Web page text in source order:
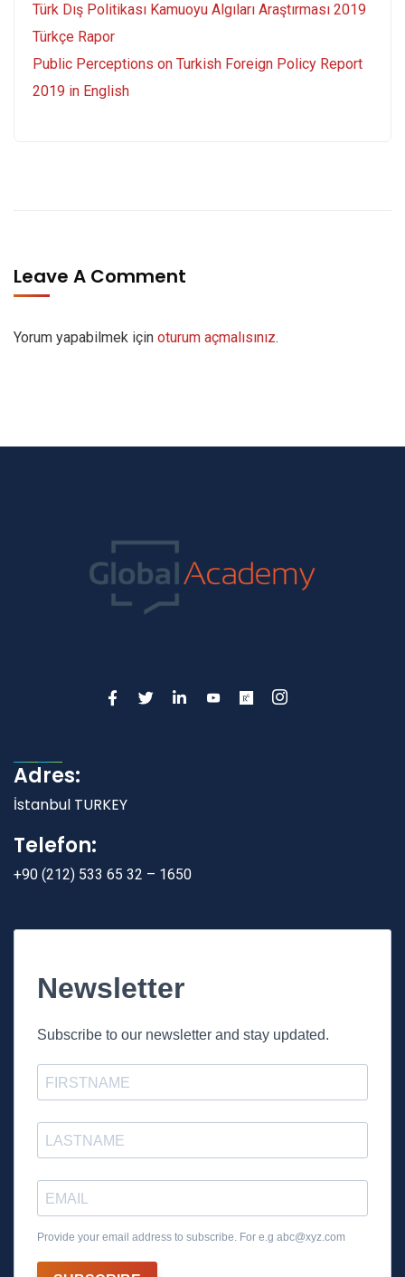
Türk Dış Politikası Kamuoyu Algıları Araştırması 2019
Türkçe Rapor
Public Perceptions on Turkish Foreign Policy Report
2019 in English
Leave A Comment
Yorum yapabilmek için oturum açmalısınız.
Adres:
İstanbul TURKEY
Telefon:
+90 (212) 533 65 32 – 1650
Newsletter
Subscribe to our newsletter and stay updated.
Provide your email address to subscribe. For e.g abc@xyz.com